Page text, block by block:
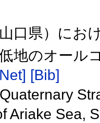
口県）にお
地のオール
[Bib]
Ariake Sea,